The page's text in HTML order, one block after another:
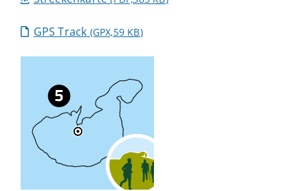
GPS Track (GPX,59 KB)